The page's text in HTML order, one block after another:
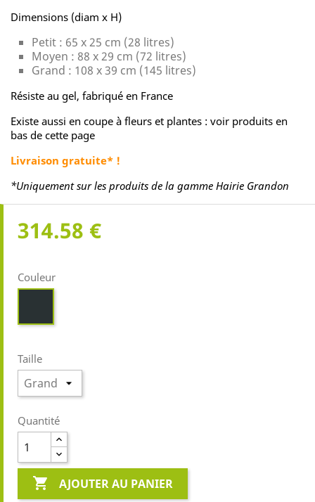
Dimensions (diam x H)
Petit : 65 x 25 cm (28 litres)
Moyen : 88 x 29 cm (72 litres)
Grand : 108 x 39 cm (145 litres)
Résiste au gel, fabriqué en France
Existe aussi en coupe à fleurs et plantes : voir produits en
bas de cette page
Livraison gratuite* !
*Uniquement sur les produits de la gamme Hairie Grandon
314.58 €
Couleur
Taille
Quantité
 AJOUTER AU PANIER